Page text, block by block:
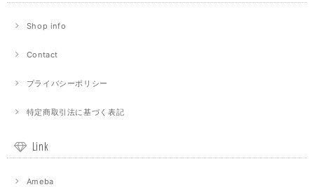
Shop info
Contact
プライバシーポリシー
特定商取引法に基づく表記
Link
Ameba